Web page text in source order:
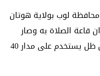
لوب بولاية هوتان
قاعة الصلاة به وصار
المسجد القديم خطيرا للغاية بعد أن ظل يستخدم على مدار 40